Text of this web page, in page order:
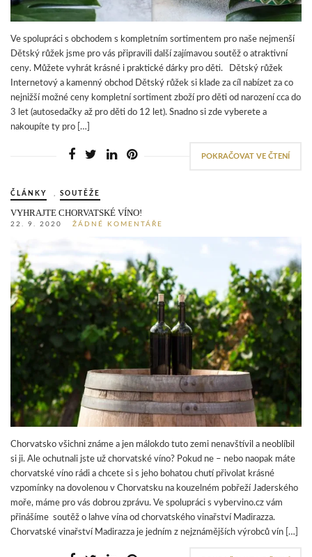
Ve spolupráci s obchodem s kompletním sortimentem pro naše nejmenší
Dětský růžek jsme pro vás připravili další zajímavou soutěž o atraktivní
ceny. Můžete vyhrát krásné i praktické dárky pro děti. Dětský růžek
Internetový a kamenný obchod Dětský růžek si klade za cíl nabízet za co
nejnižší možné ceny kompletní sortiment zboží pro děti od narození cca do
3 let (autosedačky až pro děti do 12 let). Snadno si zde vyberete a
nakoupíte ty pro […]
POKRAČOVAT VE ČTENÍ
ČLÁNKY , SOUTĚŽE
VYHRAJTE CHORVATSKÉ VÍNO!
22. 9. 2020 ŽÁDNÉ KOMENTÁŘE
Chorvatsko všichni známe a jen málokdo tuto zemi nenavštívil a neoblíbil
si ji. Ale ochutnali jste už chorvatské víno? Pokud ne – nebo naopak máte
chorvatské víno rádi a chcete si s jeho bohatou chutí přivolat krásné
vzpomínky na dovolenou v Chorvatsku na kouzelném pobřeží Jaderského
moře, máme pro vás dobrou zprávu. Ve spolupráci s vybervino.cz vám
přinášíme soutěž o lahve vína od chorvatského vinařství Madirazza.
Chorvatské vinařství Madirazza je jedním z nejznámějších výrobců vín […]